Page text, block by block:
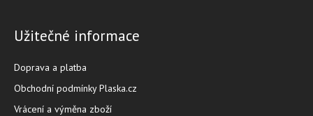
Užitečné informace
Doprava a platba
Obchodní podmínky Plaska.cz
Vrácení a výměna zboží